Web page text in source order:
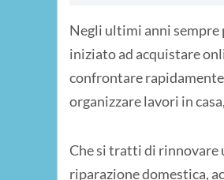
Negli ultimi anni sempre
iniziato ad acquistare
confrontare
organizzare lavori in
Che si tratti di rinnovare
riparazione domestica,